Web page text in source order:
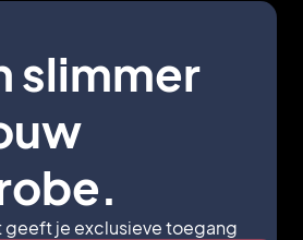
slimmer
geeft je exclusieve toegang